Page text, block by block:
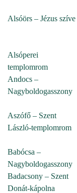
Alsóörs – Jézus szíve
Alsóperei
templomrom
Andocs –
Nagyboldogasszony
Aszófő – Szent
László-templomrom
Babócsa –
Nagyboldogasszony
Badacsony – Szent
Donát-kápolna